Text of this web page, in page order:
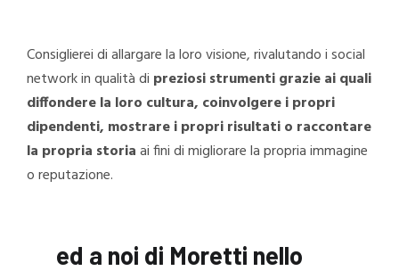
Consiglierei di allargare la loro visione, rivalutando i social
network in qualità di preziosi strumenti grazie ai quali
diffondere la loro cultura, coinvolgere i propri
dipendenti, mostrare i propri risultati o raccontare
la propria storiaai fini di migliorare la propria immagine
o reputazione.
ed a noi di Moretti nello